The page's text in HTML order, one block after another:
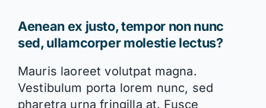
Aenean ex justo, tempor non nunc
sed, ullamcorper molestie lectus?
Mauris laoreet volutpat magna.
Vestibulum porta lorem nunc, sed
pharetra urna fringilla at. Fusce